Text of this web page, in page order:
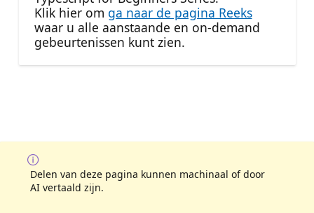
Klik hier om ga naar de pagina Reeks
waar u alle aanstaande en on-demand
gebeurtenissen kunt zien.
Delen van deze pagina kunnen machinaal of door
AI vertaald zijn.